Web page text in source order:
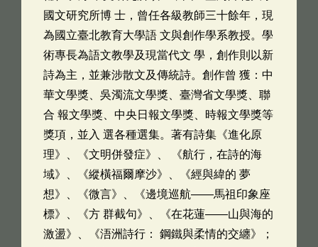
國文研究所博 士，曾任各級教師三十餘年，現
為國立臺北教育大學語 文與創作學系教授。學
術專長為語文教學及現當代文 學，創作則以新
詩為主，並兼涉散文及傳統詩。創作曾 獲：中
華文學獎、吳濁流文學獎、臺灣省文學獎、聯
合 報文學獎、中央日報文學獎、時報文學獎等
獎項，並入 選各種選集。著有詩集《進化原
理》、《文明併發症》、 《航行，在詩的海
域》、《縱橫福爾摩沙》、《經與緯的 夢
想》、《微言》、《邊境巡航——馬祖印象座
標》、《方 群截句》、《在花蓮——山與海的
激盪》、《浯洲詩行： 鋼鐵與柔情的交纏》；